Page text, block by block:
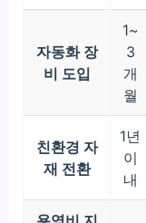
자동화 장
비 도입
1~
3
개
월
친환경 자
재 전환
1년
이
내